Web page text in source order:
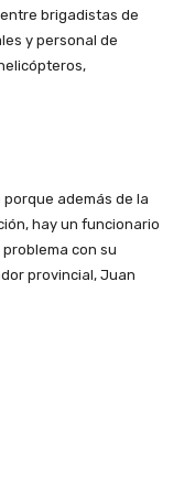
brigadistas de
y personal de
además de la
hay un funcionario
con su
provincial, Juan